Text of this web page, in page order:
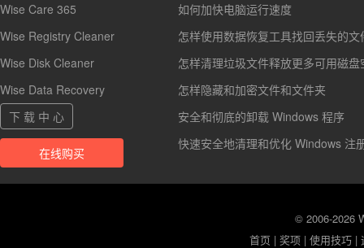
Wise Care 365
Wise Registry Cleaner
Wise Disk Cleaner
Wise Data Recovery
下 载 中 心
在线购买
如何加快电脑运行速度
怎样使用数据恢复工具找回丢失的文
怎样清理垃圾文件释放更多可用磁盘
怎样隐藏和加密文件和文件夹
安全和彻底的卸载 Windows 程序
快速安全地清理和优化 Windows 注
© 2006-2026
首页 |奖项 |使用技巧 |